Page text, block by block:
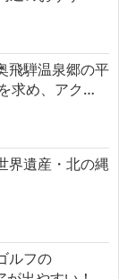
飛騨温泉郷の平
求め、アク…
界遺産・北の縄
ルフの